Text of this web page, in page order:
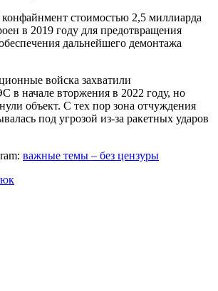
стоимостью 2,5 миллиарда
в 2019 году для предотвращения
дальнейшего демонтажа
войска захватили
в начале вторжения в 2022 году, но
объект. С тех пор зона отчуждения
под угрозой из-за ракетных ударов
важные темы – без цензуры